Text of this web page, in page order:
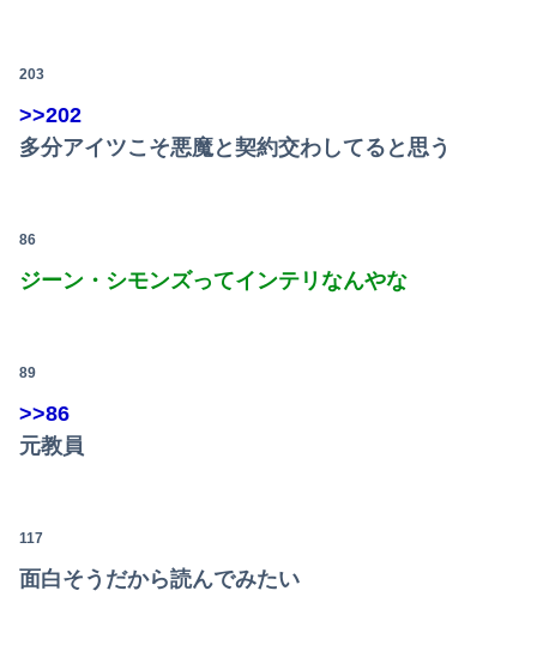
203
>>202
多分アイツこそ悪魔と契約交わしてると思う
86
ジーン・シモンズってインテリなんやな
89
>>86
元教員
117
面白そうだから読んでみたい